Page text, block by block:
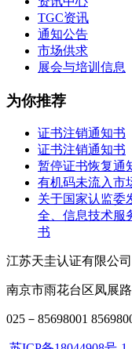
TGC资讯
通知公告
市场供求
展会与培训信息
为你推荐
证书注销通知书
证书注销通知书
暂停证书恢复通
有机码未流入市
关于国家认监委
全、信息技术服
书
江苏天圭认证有限公
南京市雨花台区凤展
025－85698001